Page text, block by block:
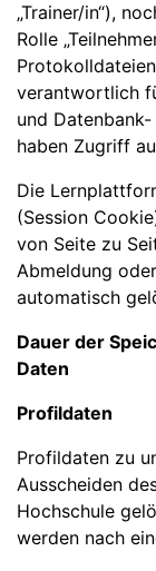
„Trainer/in“),
Rolle
verantwortlich
und
haben Zugriff
Die
(Session
von Seite zu
Abmeldung
automatisch
Dauer der
Daten
Profildaten
Profildaten zu
Ausscheiden
Hochschule
werden nach